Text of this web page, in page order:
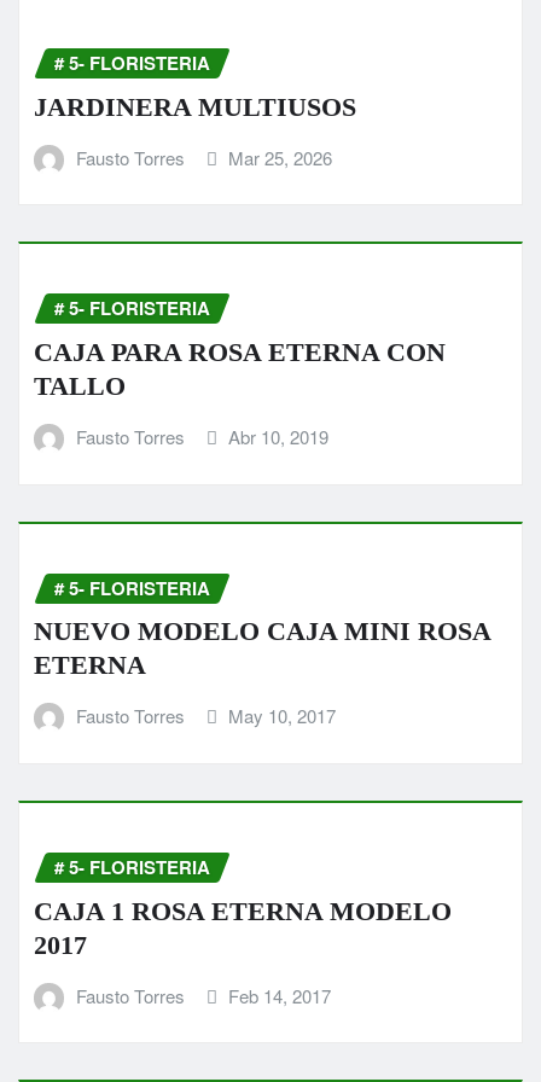
# 5- FLORISTERIA
JARDINERA MULTIUSOS
Fausto Torres Mar 25, 2026
# 5- FLORISTERIA
CAJA PARA ROSA ETERNA CON
TALLO
Fausto Torres Abr 10, 2019
# 5- FLORISTERIA
NUEVO MODELO CAJA MINI ROSA
ETERNA
Fausto Torres May 10, 2017
# 5- FLORISTERIA
CAJA 1 ROSA ETERNA MODELO
2017
Fausto Torres Feb 14, 2017